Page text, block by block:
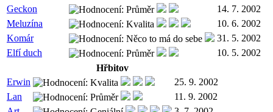
Geckon
14. 7. 2002
Meluzína
10. 6. 2002
Komár
31. 5. 2002
Elfí duch
10. 5. 2002
Hřbitov
Erwin
25. 9. 2002
Lan
11. 9. 2002